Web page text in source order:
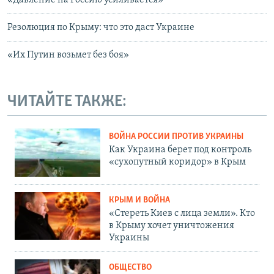
Резолюция по Крыму: что это даст Украине
«Их Путин возьмет без боя»
ЧИТАЙТЕ ТАКЖЕ:
ВОЙНА РОССИИ ПРОТИВ УКРАИНЫ
Как Украина берет под контроль
«сухопутный коридор» в Крым
КРЫМ И ВОЙНА
«Стереть Киев с лица земли». Кто
в Крыму хочет уничтожения
Украины
ОБЩЕСТВО